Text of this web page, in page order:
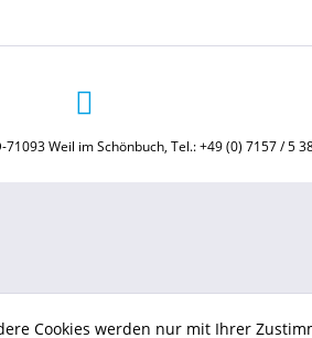
Weil im Schönbuch, Tel.: +49 (0) 7157 / 5
Cookies werden nur mit Ihrer